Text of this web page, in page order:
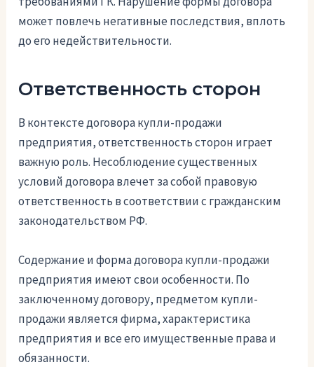
может повлечь негативные последствия, вплоть
до его недействительности.
Ответственность сторон
В контексте договора купли-продажи
предприятия, ответственность сторон играет
важную роль. Несоблюдение существенных
условий договора влечет за собой правовую
ответственность в соответствии с гражданским
законодательством РФ.
Содержание и форма договора купли-продажи
предприятия имеют свои особенности. По
заключенному договору, предметом купли-
продажи является фирма, характеристика
предприятия и все его имущественные права и
обязанности.